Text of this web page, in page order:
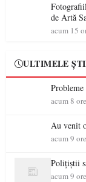
de Artă
acum 15
ULTIMELE
acum 8 ore
Au venit
acum 9 ore
acum 9 ore